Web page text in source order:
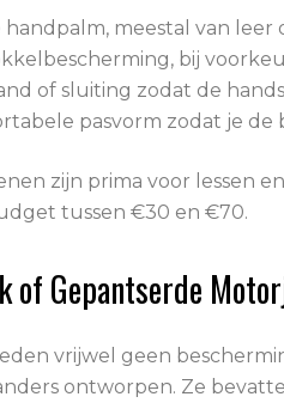
meestal van leer
bij
of sluiting zodat de
pasvorm zodat je
zijn prima voor lessen
tussen €30 en €70.
of Gepantserde
vrijwel geen
ontworpen. Ze